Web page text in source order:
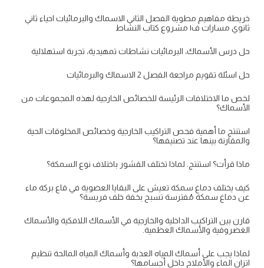
خريطة مفاهيم مطوية الفصل الثاني الاسماك والبرمائيات احياء ثاني
ثانوي مسارات ف١ مشروع كتاب النشاط
حل درس الأسماك، البرمائيات نشاطات تمهيدية، تجربة استهلالية
حل اسئلة تقويم مراجعة الفصل 2 الاسماك والبرمائيات
لخص ما الاختلافات الرئيسة للخصائص الخارجية لهذه المجموعات من
الأسماك؟
استنتج ما أهمية فحص التراكيب الخارجية وخصائص المخلوقات الحية
والمقارنة بينها عند تصنيفها؟
ماذا قرأت؟ استنتج. لماذا تختلف القشور باختلاف نوع السمكة؟
كيف يختلف دماغ سمكة تعيش على البقايا العضوية في قاع بركة ماء
عن دماغ سمكة مُفترسة تسبح بخفة خلف فريسة؟
قارن بين التراكيب الداخلية والخارجية في الأسماك اللافكية والأسماك
الغضروفية والأسماك العظمية.
لماذا يجب على أسماك المياه العذبة وأسماك المياه المالحة تنظيم
اتزان الماء والأملاح داخل أجسامها؟